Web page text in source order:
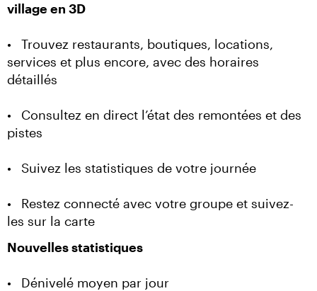
village en 3D
•	Trouvez restaurants, boutiques, locations,
services et plus encore, avec des horaires
détaillés
•	Consultez en direct l’état des remontées et des
pistes
•	Suivez les statistiques de votre journée
•	Restez connecté avec votre groupe et suivez-
les sur la carte
Nouvelles statistiques
•	Dénivelé moyen par jour